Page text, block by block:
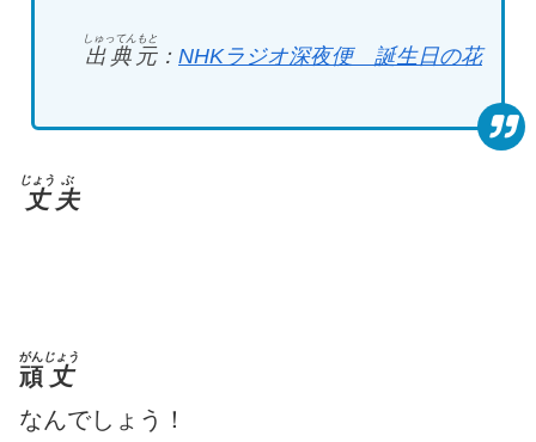
出典元
しゅってんもと
： NHKラジオ深夜便 誕生日の花
丈
じょう
夫
ぶ
頑
がん
丈
じょう
なんでしょう！